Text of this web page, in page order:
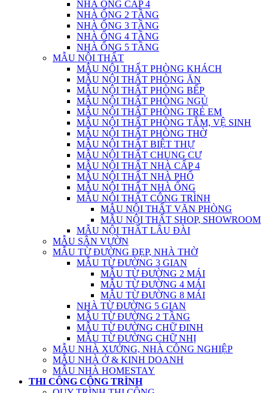
NHÀ ỐNG CẤP 4
NHÀ ỐNG 2 TẦNG
NHÀ ỐNG 3 TẦNG
NHÀ ỐNG 4 TẦNG
NHÀ ỐNG 5 TẦNG
MẪU NỘI THẤT
MẪU NỘI THẤT PHÒNG KHÁCH
MẪU NỘI THẤT PHÒNG ĂN
MẪU NỘI THẤT PHÒNG BẾP
MẪU NỘI THẤT PHÒNG NGỦ
MẪU NỘI THẤT PHÒNG TRẺ EM
MẪU NỘI THẤT PHÒNG TẮM, VỆ SINH
MẪU NỘI THẤT PHÒNG THỜ
MẪU NỘI THẤT BIỆT THỰ
MẪU NỘI THẤT CHUNG CƯ
MẪU NỘI THẤT NHÀ CẤP 4
MẪU NỘI THẤT NHÀ PHỐ
MẪU NỘI THẤT NHÀ ỐNG
MẪU NỘI THẤT CÔNG TRÌNH
MẪU NỘI THẤT VĂN PHÒNG
MẪU NỘI THẤT SHOP, SHOWROOM
MẪU NỘI THẤT LÂU ĐÀI
MẪU SÂN VƯỜN
MẪU TỪ ĐƯỜNG ĐẸP, NHÀ THỜ
MẪU TỪ ĐƯỜNG 3 GIAN
MẪU TỪ ĐƯỜNG 2 MÁI
MẪU TỪ ĐƯỜNG 4 MÁI
MẪU TỪ ĐƯỜNG 8 MÁI
NHÀ TỪ ĐƯỜNG 5 GIAN
MẪU TỪ ĐƯỜNG 2 TẦNG
MẪU TỪ ĐƯỜNG CHỮ ĐINH
MẪU TỪ ĐƯỜNG CHỮ NHỊ
MẪU NHÀ XƯỞNG, NHÀ CÔNG NGHIỆP
MẪU NHÀ Ở & KINH DOANH
MẪU NHÀ HOMESTAY
THI CÔNG CÔNG TRÌNH